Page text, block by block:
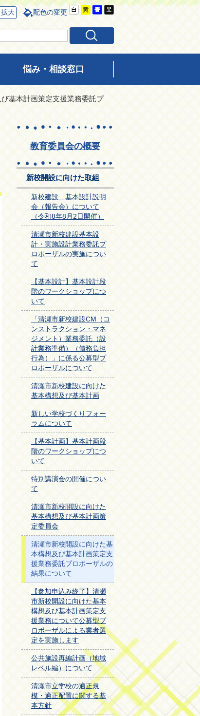
拡大 配色の変更
悩み・相談窓口
基本計画策定支援業務委託プ
教育委員会の概要
新校開設に向けた取組
新校建設 基本設計説明
会（報告会）について
（令和8年8月2日開催）
清瀬市新校建設基本設
計・実施設計業務委託プ
ロポーザルの実施につい
て
【基本設計】基本設計段
階のワークショップにつ
いて
「清瀬市新校建設CM（コ
ンストラクション・マネ
ジメント）業務委託（設
計業務準備）（債務負担
行為）」に係る公募型プ
ロポーザルについて
清瀬市新校建設に向けた
基本構想及び基本計画
新しい学校づくりフォー
ラムについて
【基本計画】基本計画段
階のワークショップにつ
いて
特別講演会の開催につい
て
清瀬市新校開設に向けた
基本構想及び基本計画策
定委員会
清瀬市新校開設に向けた基
本構想及び基本計画策定支
援業務委託プロポーザルの
結果について
【参加申込み終了】清瀬
市新校開設に向けた基本
構想及び基本計画策定支
援業務について公募型プ
ロポーザルによる業者選
定を実施します
公共施設再編計画（地域
レベル編）について
清瀬市立学校の適正規
模・適正配置に関する基
本方針